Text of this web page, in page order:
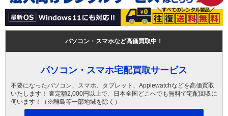
パソコン・スマホなど高価買取中！
パソコン・スマホ宅配買取サービス
不要になったパソコン、スマホ、タブレット、Applewatchなどを高価買取
いたします！ 査定額2,000円以上で、日本全国どこへでも無料で宅配回収に
伺います！（※離島等一部地域を除く）